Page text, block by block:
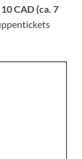
10 CAD (ca. 7